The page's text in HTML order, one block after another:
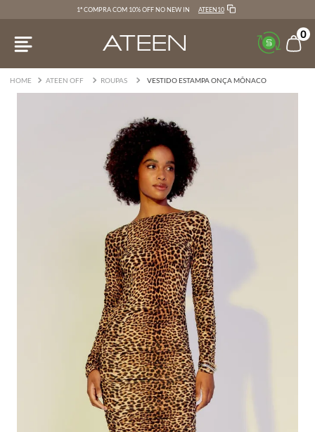
1ª COMPRA COM 10% OFF NO NEW IN ATEEN10
0
ATEEN OFF ROUPAS VESTIDO ESTAMPA ONÇA MÔNACO